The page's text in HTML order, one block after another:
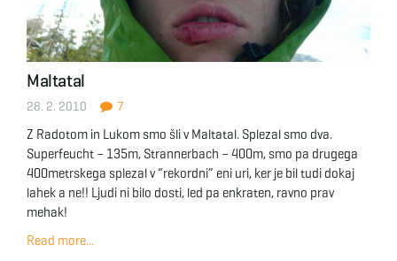
Maltatal
28. 2. 2010 7
Z Radotom in Lukom smo šli v Maltatal. Splezal smo dva.
Superfeucht – 135m, Strannerbach – 400m, smo pa drugega
400metrskega splezal v “rekordni” eni uri, ker je bil tudi dokaj
lahek a ne!! Ljudi ni bilo dosti, led pa enkraten, ravno prav
mehak!
Read more...